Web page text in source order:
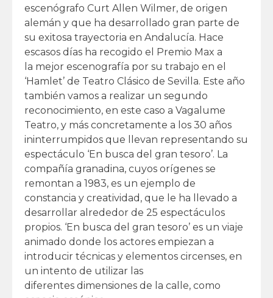
escenógrafo Curt Allen Wilmer, de origen
alemán y que ha desarrollado gran parte de
su exitosa trayectoria en Andalucía. Hace
escasos días ha recogido el Premio Max a
la mejor escenografía por su trabajo en el
‘Hamlet’ de Teatro Clásico de Sevilla. Este año
también vamos a realizar un segundo
reconocimiento, en este caso a Vagalume
Teatro, y más concretamente a los 30 años
ininterrumpidos que llevan representando su
espectáculo ‘En busca del gran tesoro’. La
compañía granadina, cuyos orígenes se
remontan a 1983, es un ejemplo de
constancia y creatividad, que le ha llevado a
desarrollar alrededor de 25 espectáculos
propios. ‘En busca del gran tesoro’ es un viaje
animado donde los actores empiezan a
introducir técnicas y elementos circenses, en
un intento de utilizar las
diferentes dimensiones de la calle, como